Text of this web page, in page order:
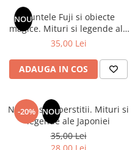
Audiobook
ReConnect
Crestinism
ScienceConnection
SelfConnect
SelfHealing
Vindecare Spirituala
Senzatii/Thriller
SF & Fantasy
Teatru
Teens Book Club
Instrumente si Truse Geometrie
Seturi scolare
Calculator
Consumabile & Accesorii
COLOREAZA CU PRIETENII
De colorat
Pot desena minunat
Carti educative
Copii 0-7 ani
Clubul Premiantilor
Super pitici 2-5 ani
Puzzle-uri
Puzzle
Puzzle 3D Lemn
NOUMuntele Fuji si obiecte
magice. Mituri si legende ale
Japoniei
35,00 Lei
ADAUGA IN COS
-20% NOU
Natura si superstitii. Mituri si
legende ale Japoniei
35,00 Lei